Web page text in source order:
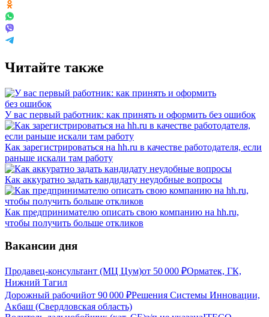
Читайте также
У вас первый работник: как принять и оформить без ошибок
Как зарегистрироваться на hh.ru в качестве работодателя, если
раньше искали там работу
Как аккуратно задать кандидату неудобные вопросы
Как предпринимателю описать свою компанию на hh.ru,
чтобы получить больше откликов
Вакансии дня
Продавец-консультант (МЦ Цум)от 50 000 ₽Орматек, ГК,
Нижний Тагил
Дорожный рабочийот 90 000 ₽Решения Системы Инновации,
Акбаш (Свердловская область)